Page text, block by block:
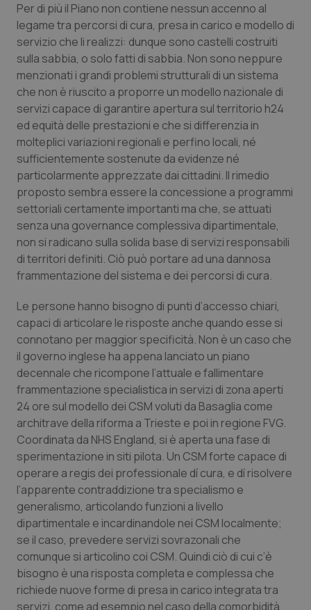
Veneto
Oncoematologia
Oncologia & Nutrizione
Psoriasi & pelle
Quotidiano Cardiologia
Quotidiano Chirurgia
Quotidiano Oncologia
Quotidiano Pediatria
Rene & patologie urogenitali
Salute orale & impianti
Sangue & coagulazione
Tiroide
Tumore al seno
Tumore ovarico
Tumori del Polmone & Testa Collo
Tumori gastrointestinali
Ulcera & Reflusso
Vaccini
Per di più il Piano non contiene nessun accenno al
legame tra percorsi di cura, presa in carico e modello di
servizio che li realizzi: dunque sono castelli costruiti
sulla sabbia, o solo fatti di sabbia. Non sono neppure
menzionati i grandi problemi strutturali di un sistema
che non è riuscito a proporre un modello nazionale di
servizi capace di garantire apertura sul territorio h24
ed equità delle prestazioni e che si differenzia in
molteplici variazioni regionali e perfino locali, né
sufficientemente sostenute da evidenze né
particolarmente apprezzate dai cittadini. Il rimedio
proposto sembra essere la concessione a programmi
settoriali certamente importanti ma che, se attuati
senza una governance complessiva dipartimentale,
non si radicano sulla solida base di servizi responsabili
di territori definiti. Ciò può portare ad una dannosa
frammentazione del sistema e dei percorsi di cura.
Le persone hanno bisogno di punti d’accesso chiari,
capaci di articolare le risposte anche quando esse si
connotano per maggior specificità. Non è un caso che
il governo inglese ha appena lanciato un piano
decennale che ricompone l’attuale e fallimentare
frammentazione specialistica in servizi di zona aperti
24 ore sul modello dei CSM voluti da Basaglia come
architrave della riforma a Trieste e poi in regione FVG.
Coordinata da NHS England, si è aperta una fase di
sperimentazione in siti pilota. Un CSM forte capace di
operare a regis dei professionale dí cura, e dí risolvere
l’apparente contraddizione tra specialismo e
generalismo, articolando funzioni a livello
dipartimentale e incardinandole nei CSM localmente;
se il caso, prevedere servizi sovrazonali che
comunque si articolino coi CSM. Quindi ciò di cui c’è
bisogno è una risposta completa e complessa che
richiede nuove forme di presa in carico integrata tra
servizi, come ad esempio nel caso della comorbidità